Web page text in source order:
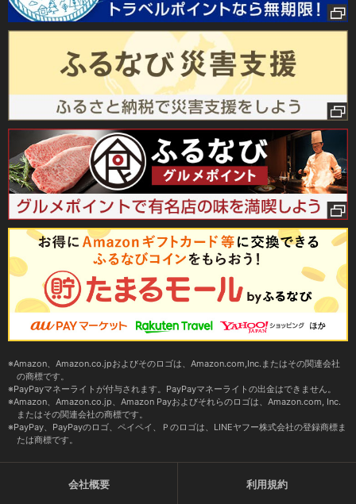
Amazon、Amazon.co.jpおよびそのロゴは、Amazon.com,Inc.またはその関連会社
の商標です。
PayPayマネーライトが付与されます。PayPayマネーライトの出金はできません。
Amazon、Amazon.co.jp、Amazon Payおよびそれらのロゴは、Amazon.com, Inc.
またはその関連会社の商標です。
PayPay、PayPayのロゴ、ペイペイ、Ｐのロゴは、LINEヤフー株式会社の登録商標ま
たは商標です。
会社概要 利用規約